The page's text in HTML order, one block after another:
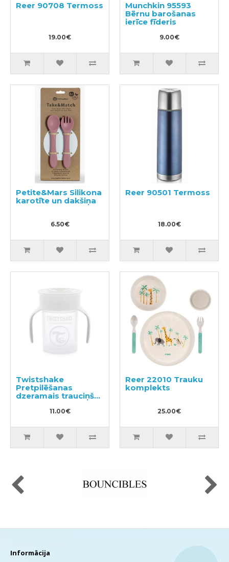
Reer 90708 Termoss
19.00€
Munchkin 95593
Bērnu barošanas
ierīce fīderis
9.00€
Petite&Mars Silikona
karotīte un dakšiņa
6.50€
Reer 90501 Termoss
18.00€
Twistshake
Pretpilēšanas
dzeramais trauciņš
11.00€
Reer 22010 Trauku
komplekts
25.00€
Informācija